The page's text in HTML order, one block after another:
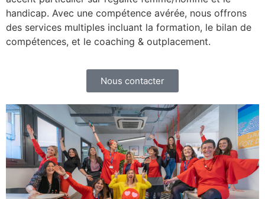
handicap. Avec une compétence avérée, nous offrons
des services multiples incluant la formation, le bilan de
compétences, et le coaching & outplacement.
Nous contacter